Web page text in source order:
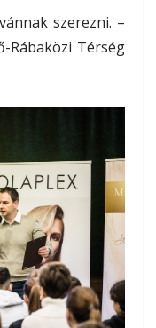
szerezni. –
Rábaközi Térség